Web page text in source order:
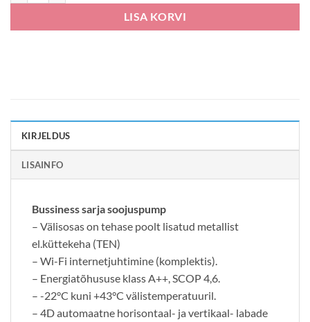
LISA KORVI
KIRJELDUS
LISAINFO
Bussiness sarja soojuspump
– Välisosas on tehase poolt lisatud metallist
el.küttekeha (TEN)
– Wi-Fi internetjuhtimine (komplektis).
– Energiatõhususe klass A++, SCOP 4,6.
– -22°C kuni +43°C välistemperatuuril.
– 4D automaatne horisontaal- ja vertikaal- labade